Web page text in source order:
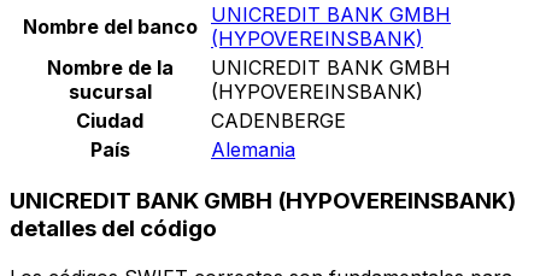
Nombre del banco
UNICREDIT BANK GMBH
(HYPOVEREINSBANK)
Nombre de la
sucursal
UNICREDIT BANK GMBH
(HYPOVEREINSBANK)
Ciudad
CADENBERGE
País
Alemania
UNICREDIT BANK GMBH (HYPOVEREINSBANK)
detalles del código